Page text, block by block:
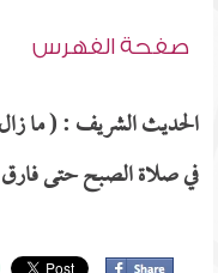
صفحة الفهرس
الحديث الشريف : ( ما
في صلاة الصبح حتى فارق